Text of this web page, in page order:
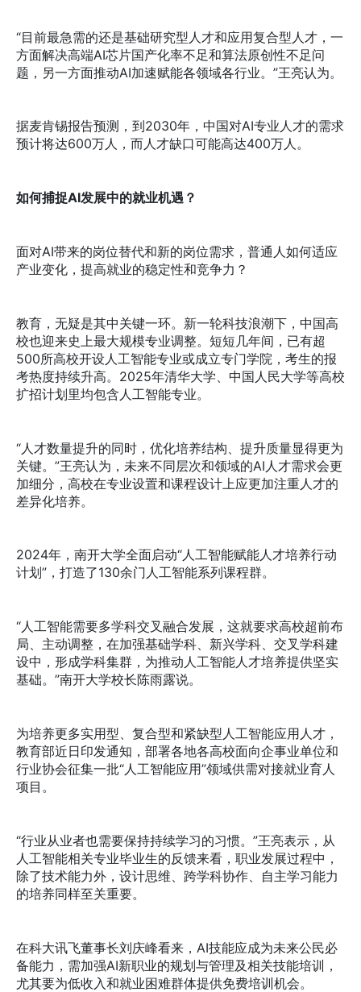
“目前最急需的还是基础研究型人才和应用复合型人才，一
方面解决高端AI芯片国产化率不足和算法原创性不足问
题，另一方面推动AI加速赋能各领域各行业。”王亮认为。
据麦肯锡报告预测，到2030年，中国对AI专业人才的需求
预计将达600万人，而人才缺口可能高达400万人。
如何捕捉AI发展中的就业机遇？
面对AI带来的岗位替代和新的岗位需求，普通人如何适应
产业变化，提高就业的稳定性和竞争力？
教育，无疑是其中关键一环。新一轮科技浪潮下，中国高
校也迎来史上最大规模专业调整。短短几年间，已有超
500所高校开设人工智能专业或成立专门学院，考生的报
考热度持续升高。2025年清华大学、中国人民大学等高校
扩招计划里均包含人工智能专业。
“人才数量提升的同时，优化培养结构、提升质量显得更为
关键。”王亮认为，未来不同层次和领域的AI人才需求会更
加细分，高校在专业设置和课程设计上应更加注重人才的
差异化培养。
2024年，南开大学全面启动“人工智能赋能人才培养行动
计划”，打造了130余门人工智能系列课程群。
“人工智能需要多学科交叉融合发展，这就要求高校超前布
局、主动调整，在加强基础学科、新兴学科、交叉学科建
设中，形成学科集群，为推动人工智能人才培养提供坚实
基础。”南开大学校长陈雨露说。
为培养更多实用型、复合型和紧缺型人工智能应用人才，
教育部近日印发通知，部署各地各高校面向企事业单位和
行业协会征集一批“人工智能应用”领域供需对接就业育人
项目。
“行业从业者也需要保持持续学习的习惯。”王亮表示，从
人工智能相关专业毕业生的反馈来看，职业发展过程中，
除了技术能力外，设计思维、跨学科协作、自主学习能力
的培养同样至关重要。
在科大讯飞董事长刘庆峰看来，AI技能应成为未来公民必
备能力，需加强AI新职业的规划与管理及相关技能培训，
尤其要为低收入和就业困难群体提供免费培训机会。